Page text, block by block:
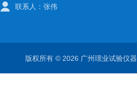
联系人：张伟
版权所有 © 2026 广州璟业试验